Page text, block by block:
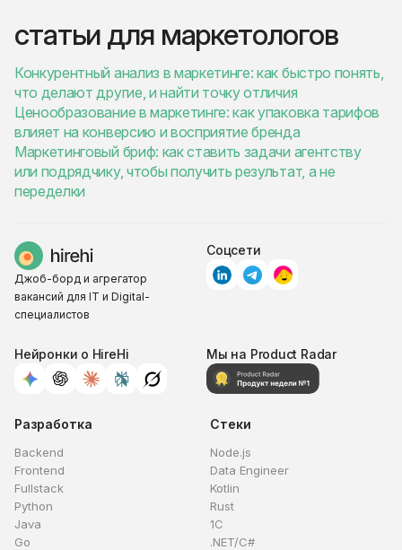
статьи для маркетологов
Конкурентный анализ в маркетинге: как быстро понять,
что делают другие, и найти точку отличия
Ценообразование в маркетинге: как упаковка тарифов
влияет на конверсию и восприятие бренда
Маркетинговый бриф: как ставить задачи агентству
или подрядчику, чтобы получить результат, а не
переделки
Джоб-борд и агрегатор
вакансий для IT и Digital-
специалистов
Соцсети
Нейронки о HireHi Мы на Product Radar
Разработка
Backend
Frontend
Fullstack
Python
Java
Go
Стеки
Node.js
Data Engineer
Kotlin
Rust
1C
.NET/C#